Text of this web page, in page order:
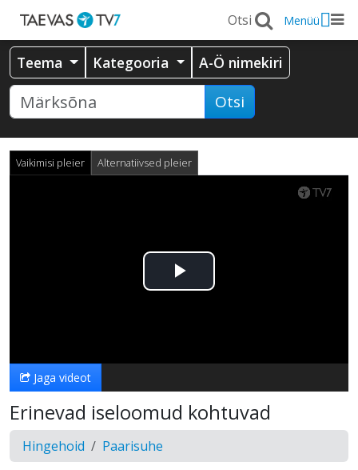
Menüü
Teema Kategooria A-Ö nimekiri
Otsi
Vaikimisi pleier Alternatiivsed pleier
Esita
Jaga videot
Erinevad iseloomud kohtuvad
Hingehoid Paarisuhe